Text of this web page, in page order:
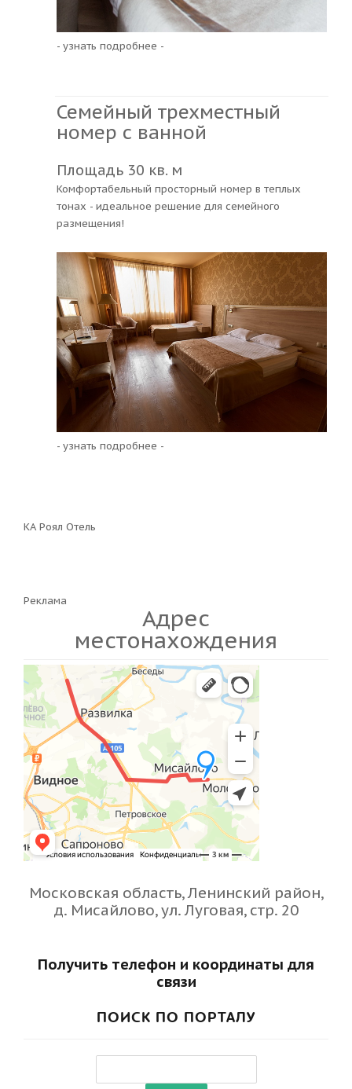
- узнать подробнее -
Семейный трехместный
номер с ванной
Площадь 30 кв. м
Комфортабельный просторный номер в теплых
тонах - идеальное решение для семейного
размещения!
- узнать подробнее -
КА Роял Отель
Реклама
Адрес
местонахождения
Московская область, Ленинский район,
д. Мисайлово, ул. Луговая, стр. 20
Получить телефон и координаты для
связи
ПОИСК ПО ПОРТАЛУ